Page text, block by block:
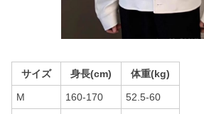
サイズ 身長(cm) 体重(kg)
M 160-170 52.5-60